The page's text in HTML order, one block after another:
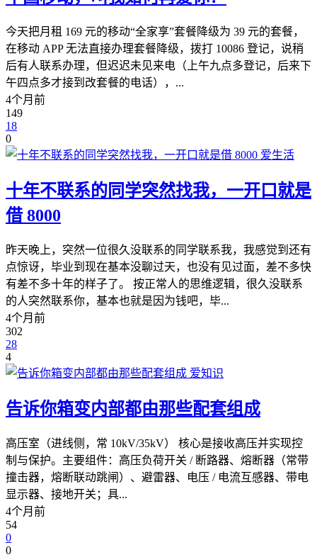
今天把月租 169 元的移动“全家享”套餐降级为 39 元的套餐，
在移动 APP 无法直接办理套餐降级，拨打 10086 登记，说稍
后有人联系办理，但迟迟未见来电（上午九点多登记，后来下
午四点多才接到改套餐的电话），...
4个月前
149
18
0
爱生活
十年不联系的同学突然找我，一开口就是
借 8000
昨天晚上，突然一位很久没联系的同学联系我，我感觉到还有
点惊讶，毕业到现在基本没聊过天，也没有见过面，差不多快
有差不多十年的样子了。 按正常人的思维逻辑，很久没联系
的人突然联系你，基本也就是因为钱吧，毕...
4个月前
302
28
4
爱知识
告诉你箱变内部都由那些配套组成
高压室（进线侧，常 10kV/35kV） 核心是接收高压并实现控
制与保护。主要组件：高压负荷开关 / 断路器、熔断器（常带
撞击器，熔断联动跳闸）、避雷器、电压 / 电流互感器、带电
显示器、接地开关；具...
4个月前
54
0
0